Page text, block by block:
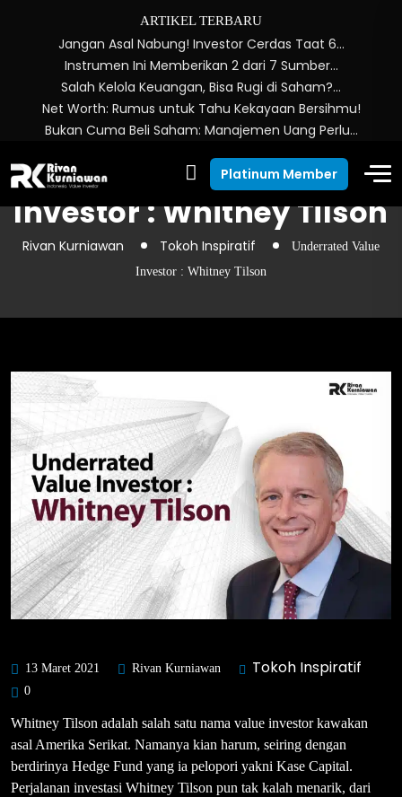
ARTIKEL TERBARU
Jangan Asal Nabung! Investor Cerdas Taat 6…
Instrumen Ini Memberikan 2 dari 7 Sumber…
Salah Kelola Keuangan, Bisa Rugi di Saham?…
Net Worth: Rumus untuk Tahu Kekayaan Bersihmu!
Bukan Cuma Beli Saham: Manajemen Uang Perlu…
Platinum Member
Underrated Value
Investor : Whitney Tilson
Rivan Kurniawan Tokoh Inspiratif
Underrated Value
Investor : Whitney Tilson
13 Maret 2021 Rivan Kurniawan Tokoh Inspiratif
0
Whitney Tilson adalah salah satu nama value investor kawakan
asal Amerika Serikat. Namanya kian harum, seiring dengan
berdirinya Hedge Fund yang ia pelopori yakni Kase Capital.
Perjalanan investasi Whitney Tilson pun tak kalah menarik, dari